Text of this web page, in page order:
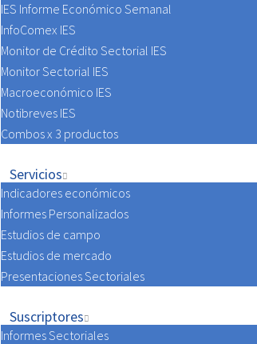
IES Informe Económico Semanal
InfoComex IES
Monitor de Crédito Sectorial IES
Monitor Sectorial IES
Macroeconómico IES
Notibreves IES
Combos x 3 productos
Servicios
Indicadores económicos
Informes Personalizados
Estudios de campo
Estudios de mercado
Presentaciones Sectoriales
Suscriptores
Informes Sectoriales